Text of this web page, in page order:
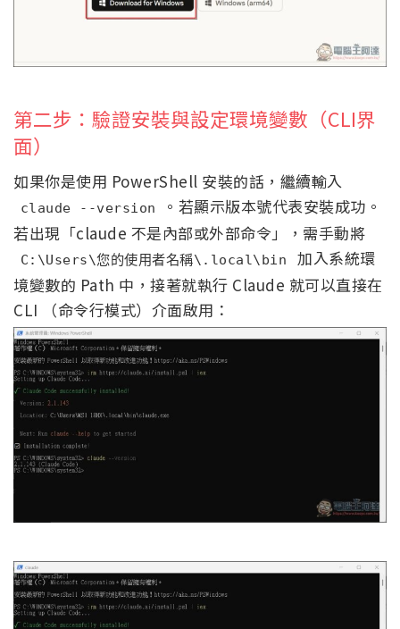
第二步：驗證安裝與設定環境變數（CLI界
面）
如果你是使用 PowerShell 安裝的話，繼續輸入
claude --version
。若顯示版本號代表安裝成功。
若出現「claude 不是內部或外部命令」，需手動將
C:\Users\您的使用者名稱\.local\bin
加入系統環
境變數的 Path 中，接著就執行 Claude 就可以直接在
CLI （命令行模式）介面啟用：